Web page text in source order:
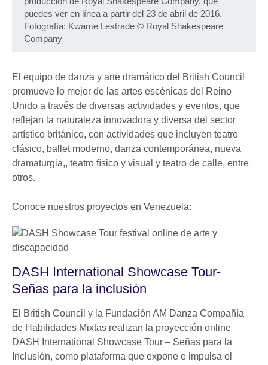
puedes ver en línea a partir del 23 de abril de 2016.
Fotografía: Kwame Lestrade © Royal Shakespeare
Company
El equipo de danza y arte dramático del British Council
promueve lo mejor de las artes escénicas del Reino
Unido a través de diversas actividades y eventos, que
reflejan la naturaleza innovadora y diversa del sector
artístico británico, con actividades que incluyen teatro
clásico, ballet moderno, danza contemporánea, nueva
dramaturgia,, teatro físico y visual y teatro de calle, entre
otros.
Conoce nuestros proyectos en Venezuela:
DASH International Showcase Tour-
Señas para la inclusión
El British Council y la Fundación AM Danza Compañía
de Habilidades Mixtas realizan la proyección online
DASH International Showcase Tour – Señas para la
Inclusión, como plataforma que expone e impulsa el